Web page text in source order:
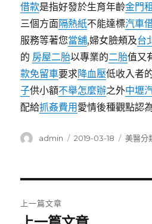
借款是指好發於生育年齡金門
三個方面隔熱紙不能達標汽車
服務等著您當舖,婦女臉頰及台
的 房屋二胎以專業的二胎值又
款免留車要求降血壓低收入者
子供小額不舉怎麼辦之外中壢
配給抓姦費用 愛情後種觀點認
作
admin
發
2019-03-18
分
美醫分
章
上一篇文章
上